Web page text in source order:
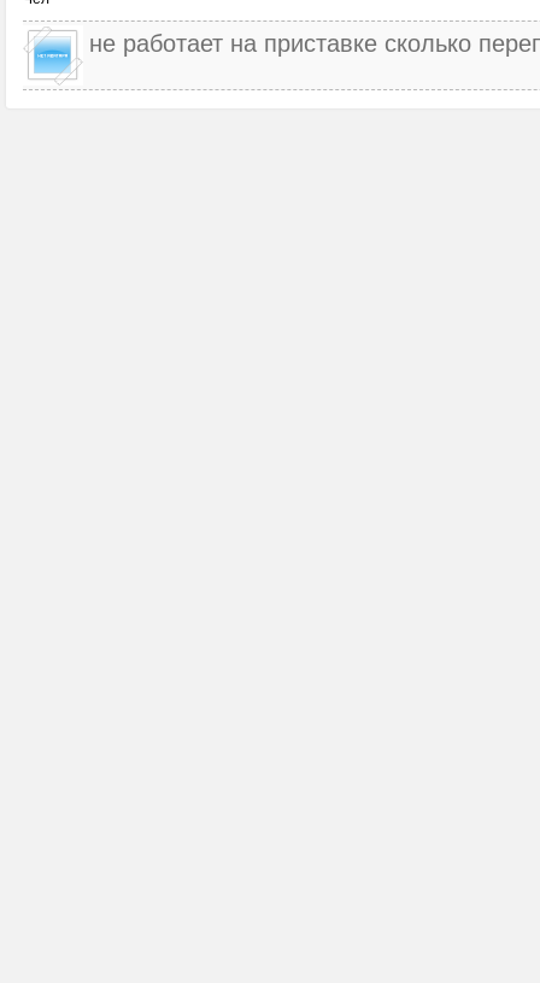
не работает на приставке сколько